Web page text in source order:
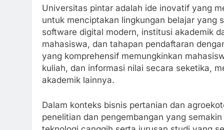
Universitas pintar adalah ide inovatif yang
untuk menciptakan lingkungan belajar yang
software digital modern, institusi akademik
mahasiswa, dan tahapan pendaftaran
yang komprehensif memungkinkan
kuliah, dan informasi nilai secara seketika,
akademik lainnya.
Dalam konteks bisnis pertanian dan
penelitian dan pengembangan yang